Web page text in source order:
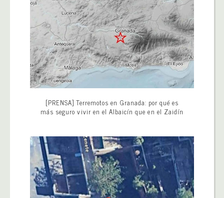
[PRENSA] Terremotos en Granada: por qué es
más seguro vivir en el Albaicín que en el Zaidín